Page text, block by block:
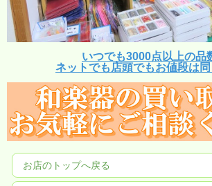
いつでも3000点以上の品
ネットでも店頭でもお値段は同
お店のトップへ戻る